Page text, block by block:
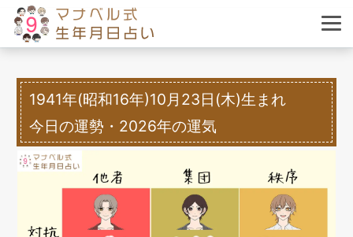
1941年(昭和16年)10月23日(木)生まれ
今日の運勢・2026年の運気